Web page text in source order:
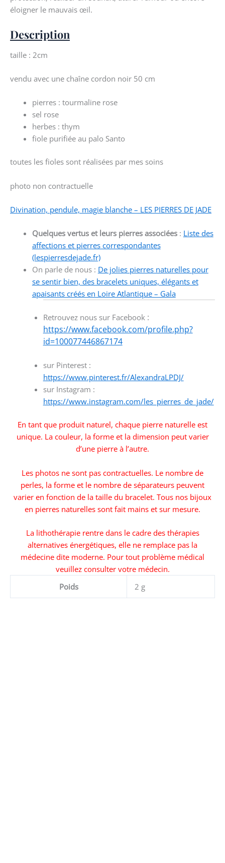
éloigner le mauvais œil.
Description
taille : 2cm
vendu avec une chaîne cordon noir 50 cm
pierres : tourmaline rose
sel rose
herbes : thym
fiole purifiée au palo Santo
toutes les fioles sont réalisées par mes soins
photo non contractuelle
Divination, pendule, magie blanche – LES PIERRES DE JADE
Quelques vertus et leurs pierres associées : Liste des
affections et pierres correspondantes
(lespierresdejade.fr)
On parle de nous : De jolies pierres naturelles pour
se sentir bien, des bracelets uniques, élégants et
apaisants créés en Loire Atlantique – Gala
Retrouvez nous sur Facebook :
https://www.facebook.com/profile.php?
id=100077446867174
sur Pinterest :
https://www.pinterest.fr/AlexandraLPDJ/
sur Instagram :
https://www.instagram.com/les_pierres_de_jade/
En tant que produit naturel, chaque pierre naturelle est
unique. La couleur, la forme et la dimension peut varier
d’une pierre à l’autre.
Les photos ne sont pas contractuelles. Le nombre de
perles, la forme et le nombre de séparateurs peuvent
varier en fonction de la taille du bracelet. Tous nos bijoux
en pierres naturelles sont fait mains et sur mesure.
La lithothérapie rentre dans le cadre des thérapies
alternatives énergétiques, elle ne remplace pas la
médecine dite moderne. Pour tout problème médical
veuillez consulter votre médecin.
Poids
2 g